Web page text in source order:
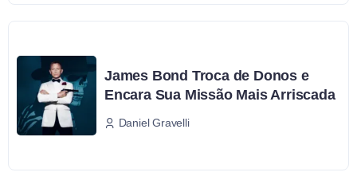
James Bond Troca de Donos e
Encara Sua Missão Mais Arriscada
Daniel Gravelli